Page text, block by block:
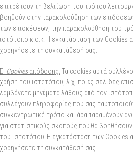
επιτρέπουν τη βελτίωση του τρόπου
βοηθούν στην παρακολούθηση των
των επισκέψεων, την παρακολούθηση του
ιστότοπο κ.ο.κ. Η εγκατάσταση των Cookies
χορηγήσετε τη συγκατάθεσή σας.
Ε. Cookiesαπόδοσης: Τα cookies αυτά
χρήση του ιστοτόπου, λ.χ. ποιες σελίδες
λαμβάνετε μηνύματα λάθους από τον
συλλέγουν πληροφορίες που σας
συγκεντρωτικό τρόπο και άρα παραμένουν
για στατιστικούς σκοπούς που θα
του ιστοτόπου. Η εγκατάσταση των Cookies
χορηγήσετε τη συγκατάθεσή σας.